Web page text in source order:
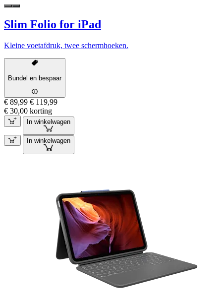
Slim Folio for iPad
Kleine voetafdruk, twee schermhoeken.
Bundel en bespaar
€ 89,99 € 119,99
€ 30,00 korting
In winkelwagen
In winkelwagen